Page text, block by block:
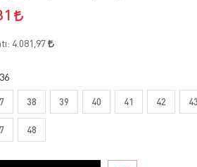
4.081,97
36
38 39 40 41 42 43
48